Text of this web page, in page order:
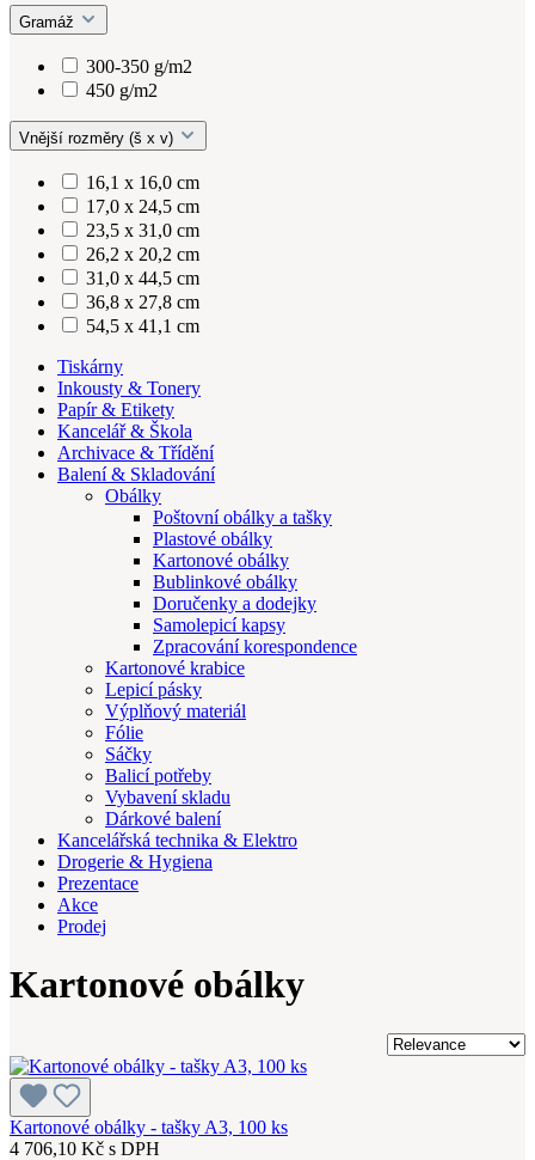
Gramáž
300-350 g/m2
450 g/m2
Vnější rozměry (š x v)
16,1 x 16,0 cm
17,0 x 24,5 cm
23,5 x 31,0 cm
26,2 x 20,2 cm
31,0 x 44,5 cm
36,8 x 27,8 cm
54,5 x 41,1 cm
Tiskárny
Inkousty & Tonery
Papír & Etikety
Kancelář & Škola
Archivace & Třídění
Balení & Skladování
Obálky
Poštovní obálky a tašky
Plastové obálky
Kartonové obálky
Bublinkové obálky
Doručenky a dodejky
Samolepicí kapsy
Zpracování korespondence
Kartonové krabice
Lepicí pásky
Výplňový materiál
Fólie
Sáčky
Balicí potřeby
Vybavení skladu
Dárkové balení
Kancelářská technika & Elektro
Drogerie & Hygiena
Prezentace
Akce
Prodej
Kartonové obálky
Kartonové obálky - tašky A3, 100 ks
4 706,10 Kč s DPH